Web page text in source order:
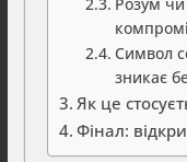
Символ
зникає
Як це
Фінал: